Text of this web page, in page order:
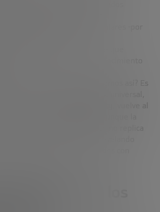
se activan ante determinados
es que los modelos
a agrupar conceptos similares -por
“madre” o “fuego”-
una forma de conocimiento
los humanos también pensamos así? Es
décadas por
gracias a estos hallazgos. Aunque la
redes neuronales artificiales no replica
cerebro humano, sí están revelando
que podrían ser compartidos con
entender el mundo.
pasando con los